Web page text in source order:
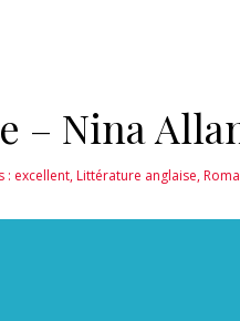
– Nina
: excellent,Littérature anglaise,